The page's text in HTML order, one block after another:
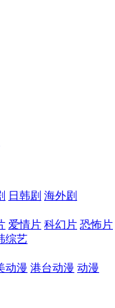
日韩剧 海外剧
爱情片 科幻片 恐怖片
综艺
动漫 港台动漫 动漫